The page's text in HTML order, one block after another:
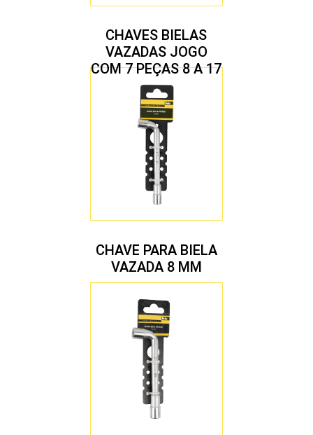
CHAVES BIELAS
VAZADAS JOGO
COM 7 PEÇAS 8 A 17
MM
CHAVE PARA BIELA
VAZADA 8 MM